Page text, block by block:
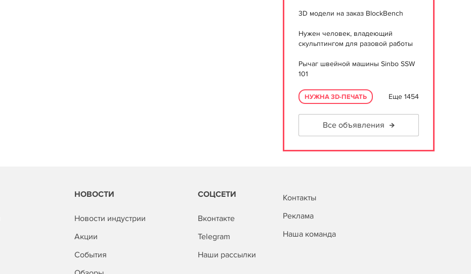
3D модели на заказ BlockBench
Нужен человек, владеющий
скульптингом для разовой работы
Рычаг швейной машины Sinbo SSW
101
НУЖНА 3D-ПЕЧАТЬ Еще 1454
Все объявления
НОВОСТИ
Новости индустрии
Акции
События
СОЦСЕТИ
Вконтакте
Telegram
Наши рассылки
Контакты
Реклама
Наша команда